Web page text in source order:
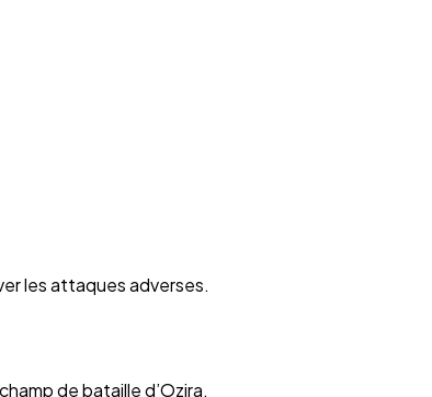
les attaques adverses.
de bataille d’Ozira.